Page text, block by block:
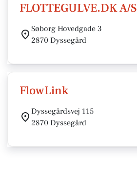
FLOTTEGULVE.DK A/S
Søborg Hovedgade 3
2870 Dyssegård
FlowLink
Dyssegårdsvej 115
2870 Dyssegård